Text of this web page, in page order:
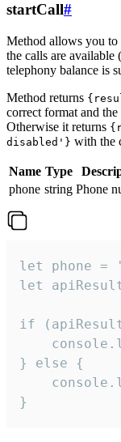
startCall#
Method allows you to
the calls are available
telephony balance is
Method returns
correct format and the
Otherwise it returns
disabled'} with the
Name Type
phone string Phone
let phone =
let
if
} else {
}